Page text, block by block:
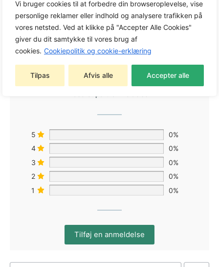
Vi bruger cookies til at forbedre din browseroplevelse, vise
personlige reklamer eller indhold og analysere trafikken på
vores netsted. Ved at klikke på "Accepter Alle Cookies"
giver du dit samtykke til vores brug af
cookies. Cookiepolitik og cookie-erklæring
Tilpas Afvis alle Accepter alle
0,0
5
0%
4
0%
3
0%
2
0%
1
0%
Tilføj en anmeldelse